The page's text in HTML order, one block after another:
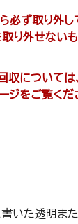
必ず取り外
り外せないも
収について
ジをご覧くだ
いた透明ま